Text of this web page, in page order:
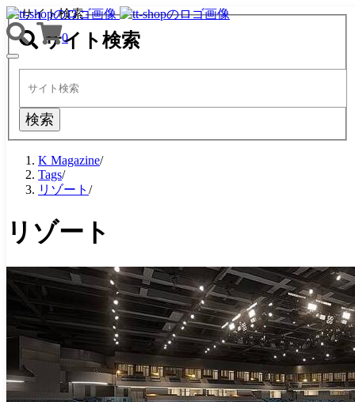
0
TOGGLE
NAVIGATION
サイト検索
サイト検索
検索
K Magazine/
Tags/
リゾート /
リゾート